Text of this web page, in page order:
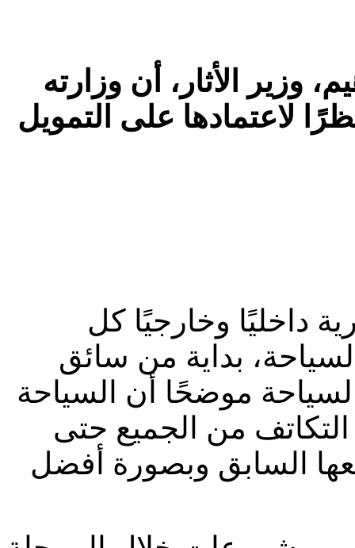
وزير الأثار، أن وزارته
لاعتمادها على التمويل
داخليًا وخارجيًا كل
بداية من سائق
موضحًا أن السياحة
من الجميع حتى